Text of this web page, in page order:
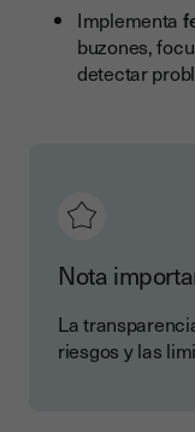
Implementa
buzones,
detectar
Nota
La
riesgos y las